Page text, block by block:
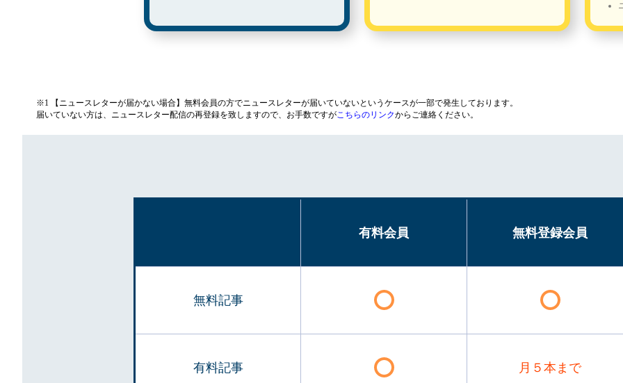
※1 【ニュースレターが届かない場合】無料会員の方でニュースレターが届いていないというケースが一部で発生しております。
届いていない方は、ニュースレター配信の再登録を致しますので、お手数ですがこちらのリンクからご連絡ください。
有料会員 無料登録会員
無料記事
有料記事 月５本まで